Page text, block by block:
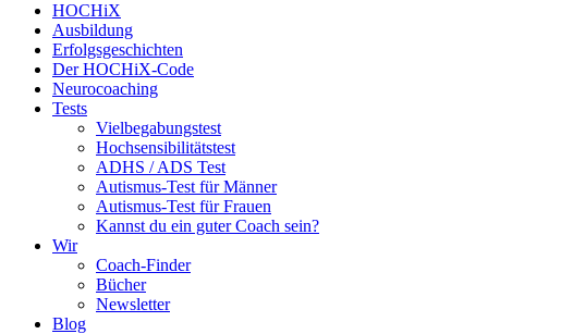
HOCHiX
Ausbildung
Erfolgsgeschichten
Der HOCHiX-Code
Neurocoaching
Tests
Vielbegabungstest
Hochsensibilitätstest
ADHS / ADS Test
Autismus-Test für Männer
Autismus-Test für Frauen
Kannst du ein guter Coach sein?
Wir
Coach-Finder
Bücher
Newsletter
Blog